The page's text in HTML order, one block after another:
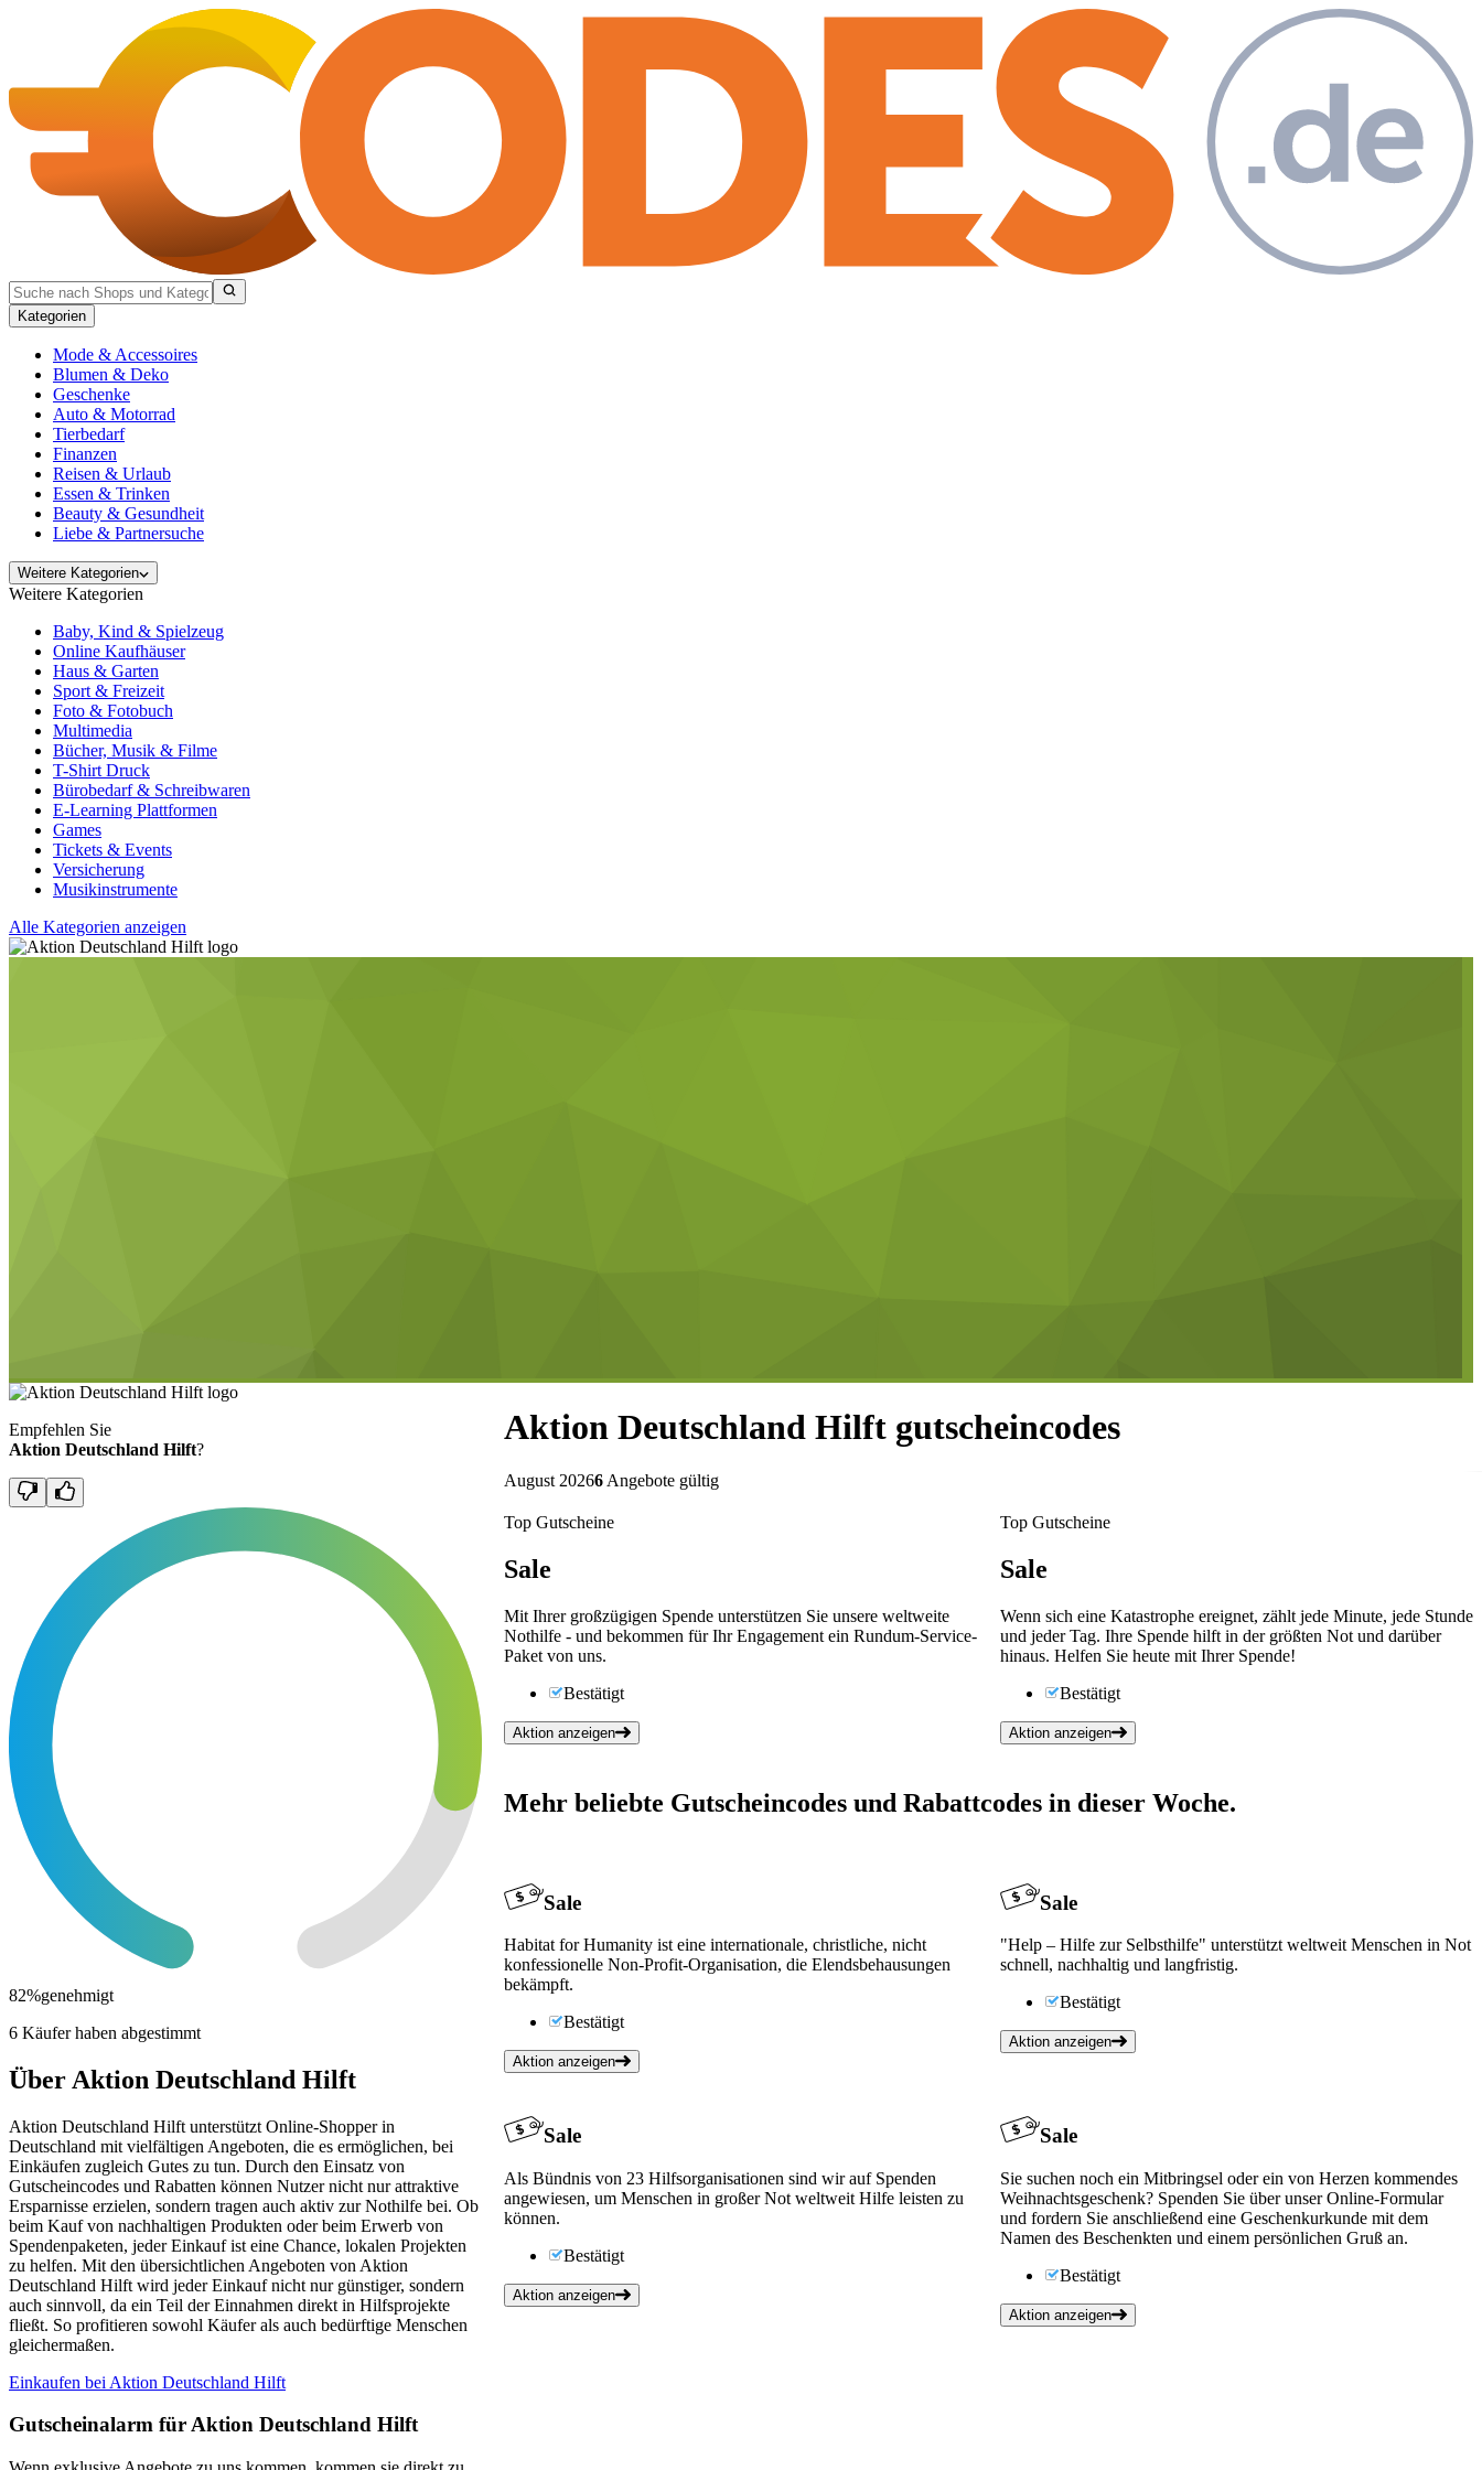
Kategorien
Mode & Accessoires
Blumen & Deko
Geschenke
Auto & Motorrad
Tierbedarf
Finanzen
Reisen & Urlaub
Essen & Trinken
Beauty & Gesundheit
Liebe & Partnersuche
Weitere Kategorien
Weitere Kategorien
Baby, Kind & Spielzeug
Online Kaufhäuser
Haus & Garten
Sport & Freizeit
Foto & Fotobuch
Multimedia
Bücher, Musik & Filme
T-Shirt Druck
Bürobedarf & Schreibwaren
E-Learning Plattformen
Games
Tickets & Events
Versicherung
Musikinstrumente
Alle Kategorien anzeigen
Aktion Deutschland Hilft gutscheincodes
August 20266 Angebote gültig
Top Gutscheine
Sale
Mit Ihrer großzügigen Spende unterstützen Sie unsere weltweite
Nothilfe - und bekommen für Ihr Engagement ein Rundum-Service-
Paket von uns.
Bestätigt
Aktion anzeigen
Top Gutscheine
Sale
Wenn sich eine Katastrophe ereignet, zählt jede Minute, jede Stunde
und jeder Tag. Ihre Spende hilft in der größten Not und darüber
hinaus. Helfen Sie heute mit Ihrer Spende!
Bestätigt
Aktion anzeigen
Mehr beliebte Gutscheincodes und Rabattcodes in dieser Woche.
Empfehlen Sie
Aktion Deutschland Hilft?
82%genehmigt
6 Käufer haben abgestimmt
Über Aktion Deutschland Hilft
Aktion Deutschland Hilft unterstützt Online-Shopper in
Deutschland mit vielfältigen Angeboten, die es ermöglichen, bei
Einkäufen zugleich Gutes zu tun. Durch den Einsatz von
Gutscheincodes und Rabatten können Nutzer nicht nur attraktive
Ersparnisse erzielen, sondern tragen auch aktiv zur Nothilfe bei. Ob
beim Kauf von nachhaltigen Produkten oder beim Erwerb von
Spendenpaketen, jeder Einkauf ist eine Chance, lokalen Projekten
zu helfen. Mit den übersichtlichen Angeboten von Aktion
Deutschland Hilft wird jeder Einkauf nicht nur günstiger, sondern
auch sinnvoll, da ein Teil der Einnahmen direkt in Hilfsprojekte
fließt. So profitieren sowohl Käufer als auch bedürftige Menschen
gleichermaßen.
Einkaufen bei Aktion Deutschland Hilft
Gutscheinalarm für Aktion Deutschland Hilft
Sale
Habitat for Humanity ist eine internationale, christliche, nicht
konfessionelle Non-Profit-Organisation, die Elendsbehausungen
bekämpft.
Bestätigt
Aktion anzeigen
Sale
"Help – Hilfe zur Selbsthilfe" unterstützt weltweit Menschen in Not
schnell, nachhaltig und langfristig.
Bestätigt
Aktion anzeigen
Sale
Als Bündnis von 23 Hilfsorganisationen sind wir auf Spenden
angewiesen, um Menschen in großer Not weltweit Hilfe leisten zu
können.
Bestätigt
Aktion anzeigen
Sale
Sie suchen noch ein Mitbringsel oder ein von Herzen kommendes
Weihnachtsgeschenk? Spenden Sie über unser Online-Formular
und fordern Sie anschließend eine Geschenkurkunde mit dem
Namen des Beschenkten und einem persönlichen Gruß an.
Bestätigt
Aktion anzeigen